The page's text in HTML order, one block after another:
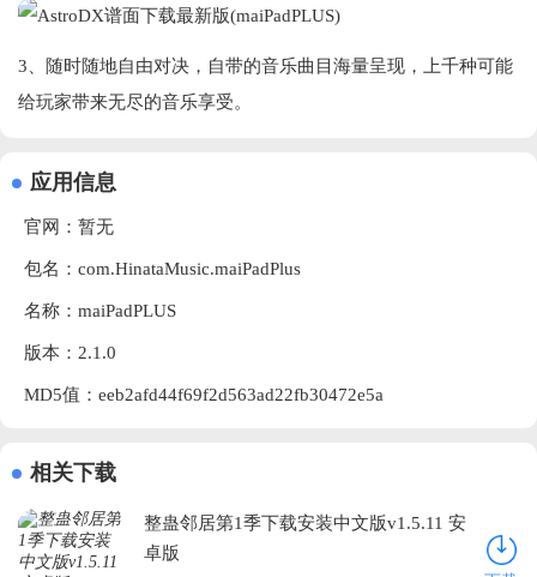
3、随时随地自由对决，自带的音乐曲目海量呈现，上千种可能
给玩家带来无尽的音乐享受。
应用信息
官网：暂无
包名：com.HinataMusic.maiPadPlus
名称：maiPadPLUS
版本：2.1.0
MD5值：eeb2afd44f69f2d563ad22fb30472e5a
相关下载
整蛊邻居第1季下载安装中文版v1.5.11 安
卓版